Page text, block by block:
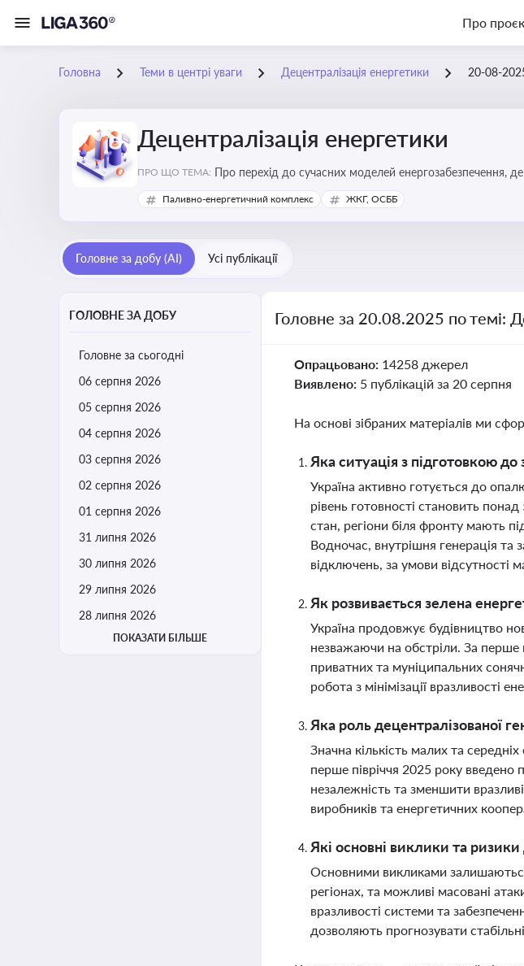
Про
Головна Теми в центрі уваги Децентралізація енергетики 20-08-
Децентралізація енергетики
ПРО ЩО ТЕМА: Про перехід до сучасних моделей енергозабезпечення,
підвищення енергонезалежності громад, зменшення
Паливно-енергетичний комплекс ЖКГ, ОСББ
Головне за добу (AI) Усі публікації
ГОЛОВНЕ ЗА ДОБУ
Головне за сьогодні
06 серпня 2026
05 серпня 2026
04 серпня 2026
03 серпня 2026
02 серпня 2026
01 серпня 2026
31 липня 2026
30 липня 2026
29 липня 2026
28 липня 2026
ПОКАЗАТИ БІЛЬШЕ
Головне за 20.08.2025 по темі:
Опрацьовано: 14258 джерел
Виявлено: 5 публікацій за 20 серпня
На основі зібраних матеріалів ми
Яка ситуація з підготовкою до
Україна активно готується до
рівень готовності становить
стан, регіони біля фронту мають
Водночас, внутрішня генерація та
відключень, за умови відсутності
Як розвивається зелена
Україна продовжує будівництво
незважаючи на обстріли. За перше
приватних та муніципальних
робота з мінімізації вразливості
Яка роль децентралізованої
Значна кількість малих та
перше півріччя 2025 року
незалежність та зменшити
виробників та енергетичних
Які основні виклики та
Основними викликами
регіонах, та можливі масовані
вразливості системи та
дозволяють прогнозувати